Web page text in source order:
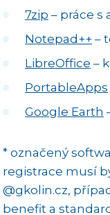
7zip – práce s
Notepad++ –
LibreOffice –
PortableApps
Google Earth
* označený
registrace musí
@gkolin.cz,
benefit a